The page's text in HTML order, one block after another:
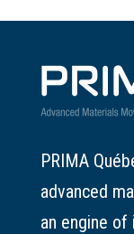
PRIMA
advanced
an engine of